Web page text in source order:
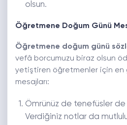
olsun.
Öğretmene Doğum Günü
Öğretmene doğum günü
vefâ borcumuzu biraz olsun
yetiştiren öğretmenler için en
mesajları:
Ömrünüz de tenefüsler de
Verdiğiniz notlar da